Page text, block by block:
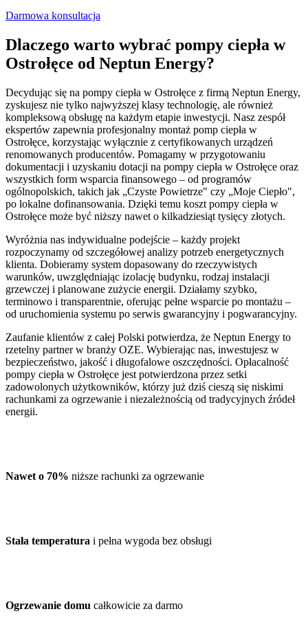
Darmowa konsultacja
Dlaczego warto wybrać pompy ciepła w
Ostrołęce od Neptun Energy?
Decydując się na pompy ciepła w Ostrołęce z firmą Neptun Energy,
zyskujesz nie tylko najwyższej klasy technologię, ale również
kompleksową obsługę na każdym etapie inwestycji. Nasz zespół
ekspertów zapewnia profesjonalny montaż pomp ciepła w
Ostrołęce, korzystając wyłącznie z certyfikowanych urządzeń
renomowanych producentów. Pomagamy w przygotowaniu
dokumentacji i uzyskaniu dotacji na pompy ciepła w Ostrołęce oraz
wszystkich form wsparcia finansowego – od programów
ogólnopolskich, takich jak „Czyste Powietrze" czy „Moje Ciepło",
po lokalne dofinansowania. Dzięki temu koszt pompy ciepła w
Ostrołęce może być niższy nawet o kilkadziesiąt tysięcy złotych.
Wyróżnia nas indywidualne podejście – każdy projekt
rozpoczynamy od szczegółowej analizy potrzeb energetycznych
klienta. Dobieramy system dopasowany do rzeczywistych
warunków, uwzględniając izolację budynku, rodzaj instalacji
grzewczej i planowane zużycie energii. Działamy szybko,
terminowo i transparentnie, oferując pełne wsparcie po montażu –
od uruchomienia systemu po serwis gwarancyjny i pogwarancyjny.
Zaufanie klientów z całej Polski potwierdza, że Neptun Energy to
rzetelny partner w branży OZE. Wybierając nas, inwestujesz w
bezpieczeństwo, jakość i długofalowe oszczędności. Opłacalność
pompy ciepła w Ostrołęce jest potwierdzona przez setki
zadowolonych użytkowników, którzy już dziś cieszą się niskimi
rachunkami za ogrzewanie i niezależnością od tradycyjnych źródeł
energii.
Nawet o 70% niższe rachunki za ogrzewanie
Stała temperatura i pełna wygoda bez obsługi
Ogrzewanie domu całkowicie za darmo